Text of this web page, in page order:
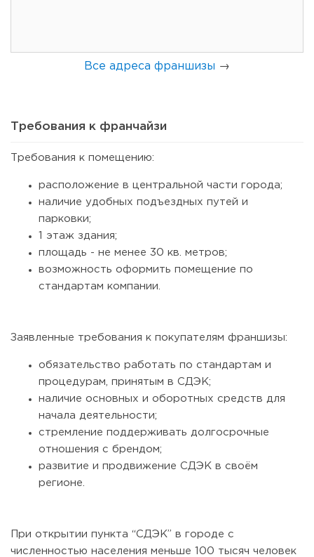
51 0
миллиарды:...
105
Отзыв SSL-сертификатов у банков: как это влияет на
Все адреса франшизы →
Требования к франчайзи
Требования к помещению:
расположение в центральной части города;
наличие удобных подъездных путей и
парковки;
1 этаж здания;
площадь - не менее 30 кв. метров;
возможность оформить помещение по
стандартам компании.
Заявленные требования к покупателям франшизы:
обязательство работать по стандартам и
процедурам, принятым в СДЭК;
наличие основных и оборотных средств для
начала деятельности;
стремление поддерживать долгосрочные
отношения с брендом;
развитие и продвижение СДЭК в своём
регионе.
При открытии пункта “СДЭК” в городе с
численностью населения меньше 100 тысяч человек